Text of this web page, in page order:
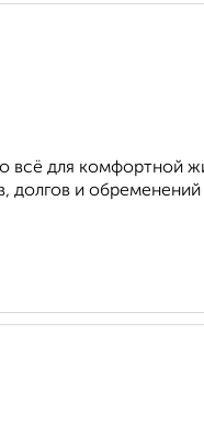
всё для комфортной
долгов и